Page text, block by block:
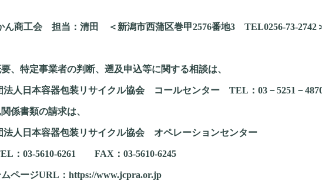
ん商工会 担当：清田 ＜新潟市西蒲区巻甲2576番地3 TEL0256-73-2742
、特定事業者の判断、遡及申込等に関する相談は、
法人日本容器包装リサイクル協会 コールセンターTEL ：03 －5251 －
係書類の請求は、
法人日本容器包装リサイクル協会 オペレーションセンター
：03-5610-6261 FAX ：03-5610-6245
ページURL ： https://www.jcpra.or.jp